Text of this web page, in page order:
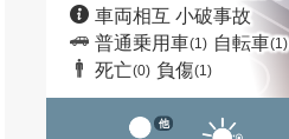
車両相互 小破事故
普通乗用車(1) 自転車(1)
死亡(0) 負傷(1)
他